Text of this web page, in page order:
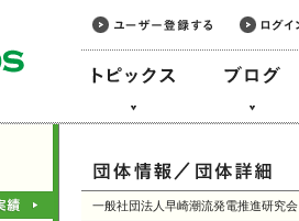
一般社団法人早崎潮流発電推進研究会